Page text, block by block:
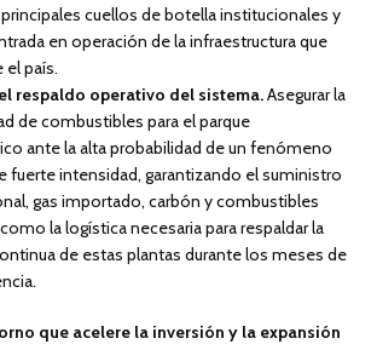
cuellos de botella institucionales y
en operación de la infraestructura que
el país.
respaldo operativo del sistema.Asegurar la
de combustibles para el parque
ante la alta probabilidad de un fenómeno
fuerte intensidad, garantizando el suministro
gas importado, carbón y combustibles
la logística necesaria para respaldar la
de estas plantas durante los meses de
que acelere la inversión y la expansión